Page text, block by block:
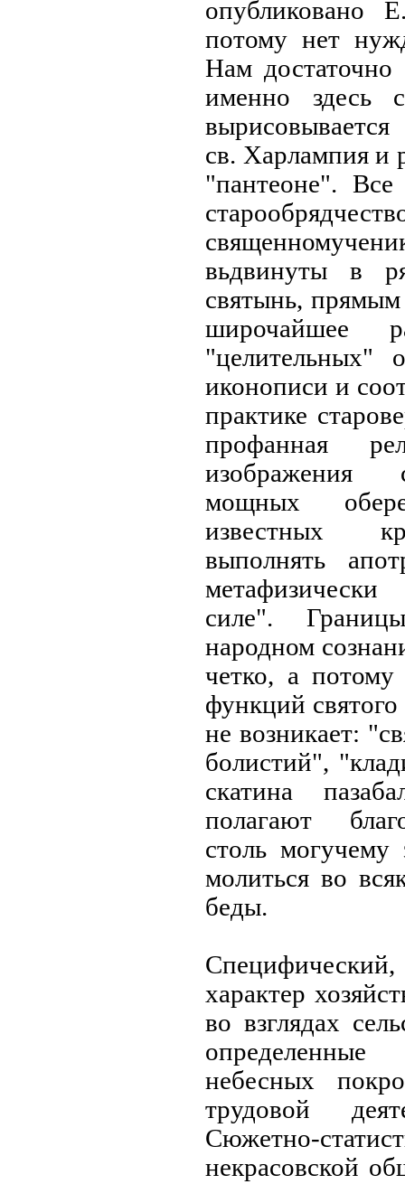
опубликовано
потому нет
Нам
именно здесь
св. Харлампия и
"пантеоне". Все
вьдвинуты в
святынь,
широчайшее
"целительных"
иконописи и
практике
профанная
изображения
мощных
известных
выполнять
силе".
народном
четко, а
функций
не возникает:
болистий",
скатина
полагают
столь
молиться во
беды.
характер
во взглядах
небесных
трудовой
Сюжетно-
некрасовской